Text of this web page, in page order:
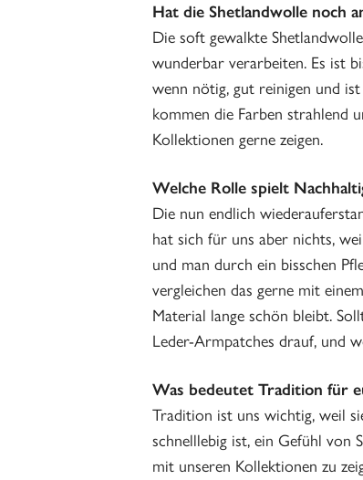
Hat die Shetlandwolle noch
Die soft gewalkte
wunderbar verarbeiten. Es ist
wenn nötig, gut reinigen und
kommen die Farben strahlend
Kollektionen gerne zeigen.
Welche Rolle spielt
Die nun endlich
hat sich für uns aber nichts,
und man durch ein bisschen
vergleichen das gerne mit
Material lange schön bleibt.
Leder-Armpatches drauf, und
Was bedeutet Tradition für
Tradition ist uns wichtig, weil
schnelllebig ist, ein Gefühl von
mit unseren Kollektionen zu